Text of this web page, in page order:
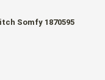
Somfy 1870595